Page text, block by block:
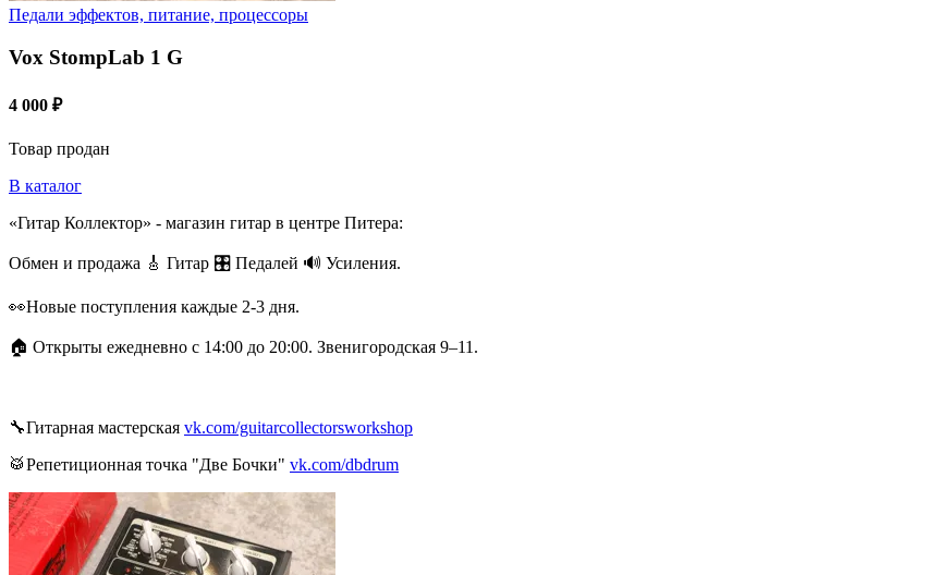
Педали эффектов, питание, процессоры
Vox StompLab 1 G
4 000 ₽
Товар продан
В каталог
«Гитар Коллектор» - магазин гитар в центре Питера:
Обмен и продажа 🎸 Гитар 🎛 Педалей 🔊 Усиления.
👀Новые поступления каждые 2-3 дня.
🏠 Открыты ежедневно с 14:00 до 20:00. Звенигородская 9–11.
🔧Гитарная мастерская vk.com/guitarcollectorsworkshop
🥁Репетиционная точка "Две Бочки" vk.com/dbdrum